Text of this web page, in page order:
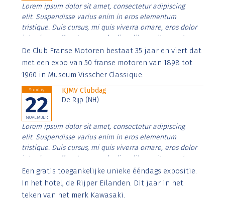
Lorem ipsum dolor sit amet, consectetur adipiscing
elit. Suspendisse varius enim in eros elementum
tristique. Duis cursus, mi quis viverra ornare, eros dolor
interdum nulla, ut commodo diam libero vitae erat.
Aenean faucibus nibh et justo cursus id rutrum lorem
imperdiet. Nunc ut sem vitae risus tristique posuere.
De Club Franse Motoren bestaat 35 jaar en viert dat
met een expo van 50 franse motoren van 1898 tot
1960 in Museum Visscher Classique.
Sunday
22
NOVEMBER
KJMV Clubdag
De Rijp (NH)
Lorem ipsum dolor sit amet, consectetur adipiscing
elit. Suspendisse varius enim in eros elementum
tristique. Duis cursus, mi quis viverra ornare, eros dolor
interdum nulla, ut commodo diam libero vitae erat.
Aenean faucibus nibh et justo cursus id rutrum lorem
imperdiet. Nunc ut sem vitae risus tristique posuere.
Een gratis toegankelijke unieke ééndags expositie.
In het hotel, de Rijper Eilanden. Dit jaar in het
teken van het merk Kawasaki.